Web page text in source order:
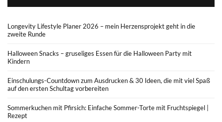
Longevity Lifestyle Planer 2026 – mein Herzensprojekt geht in die
zweite Runde
Halloween Snacks – gruseliges Essen für die Halloween Party mit
Kindern
Einschulungs-Countdown zum Ausdrucken & 30 Ideen, die mit viel Spaß
auf den ersten Schultag vorbereiten
Sommerkuchen mit Pfirsich: Einfache Sommer-Torte mit Fruchtspiegel |
Rezept